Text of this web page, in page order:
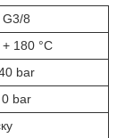
G3/8
180 °C
bar
0 bar